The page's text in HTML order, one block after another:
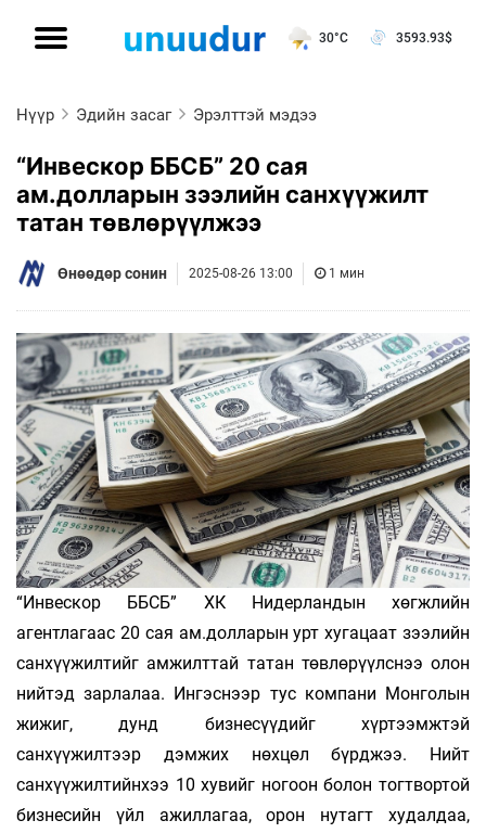
30°C 3593.93$
Нүүр Эдийн засаг Эрэлттэй мэдээ
“Инвескор ББСБ” 20 сая
ам.долларын зээлийн санхүүжилт
татан төвлөрүүлжээ
Өнөөдөр сонин 2025-08-26 13:00 1 мин
“Инвескор ББСБ” ХК Нидерландын хөгжлийн
агентлагаас 20 сая ам.долларын урт хугацаат зээлийн
санхүүжилтийг амжилттай татан төвлөрүүлснээ олон
нийтэд зарлалаа. Ингэснээр тус компани Монголын
жижиг, дунд бизнесүүдийг хүртээмжтэй
санхүүжилтээр дэмжих нөхцөл бүрджээ. Нийт
санхүүжилтийнхээ 10 хувийг ногоон болон тогтвортой
бизнесийн үйл ажиллагаа, орон нутагт худалдаа,